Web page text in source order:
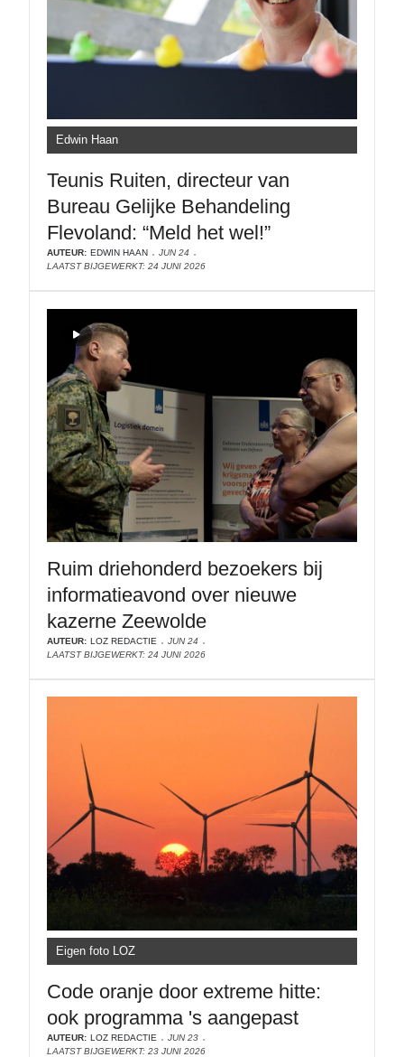
Edwin Haan
Teunis Ruiten, directeur van
Bureau Gelijke Behandeling
Flevoland: “Meld het wel!”
AUTEUR: EDWIN HAAN
JUN 24
LAATST BIJGEWERKT: 24 JUNI 2026
Ruim driehonderd bezoekers bij
informatieavond over nieuwe
kazerne Zeewolde
AUTEUR: LOZ REDACTIE
JUN 24
LAATST BIJGEWERKT: 24 JUNI 2026
Eigen foto LOZ
Code oranje door extreme hitte:
ook programma 's aangepast
AUTEUR: LOZ REDACTIE
JUN 23
LAATST BIJGEWERKT: 23 JUNI 2026